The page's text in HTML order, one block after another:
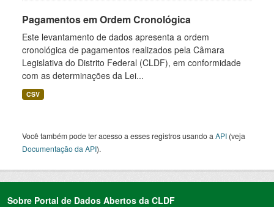
Pagamentos em Ordem Cronológica
Este levantamento de dados apresenta a ordem
cronológica de pagamentos realizados pela Câmara
Legislativa do Distrito Federal (CLDF), em conformidade
com as determinações da Lei...
CSV
Você também pode ter acesso a esses registros usando a API (veja
Documentação da API).
Sobre Portal de Dados Abertos da CLDF